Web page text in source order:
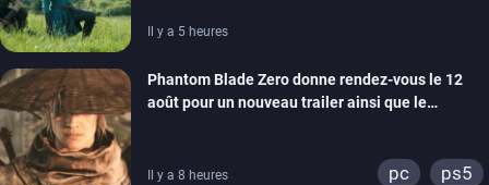
Il y a 5 heures
Phantom Blade Zero donne rendez-vous le 12
août pour un nouveau trailer ainsi que le
Il y a 8 heures pc ps5